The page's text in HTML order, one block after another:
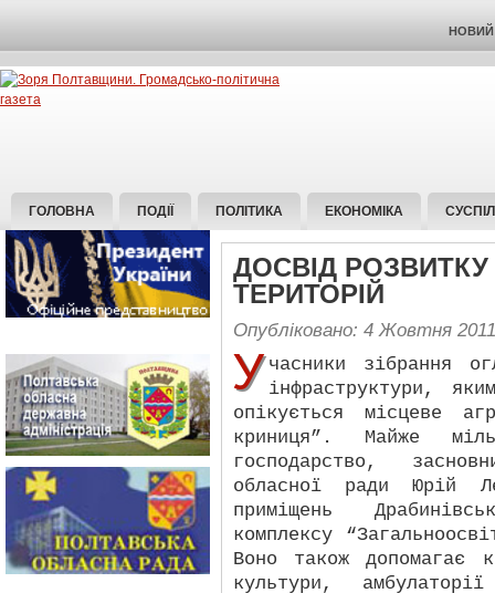
НОВИЙ
ГОЛОВНА ПОДІЇ ПОЛІТИКА ЕКОНОМІКА
ДОСВІД РОЗВИТКУ
ТЕРИТОРІЙ
Опубліковано: 4 Жовтня 2011
У часники зібрання
інфраструктури,
опікується місцеве
криниця”. Майже
господарство,
обласної ради Юрій
приміщень
комплексу
Воно також допомагає
культури,